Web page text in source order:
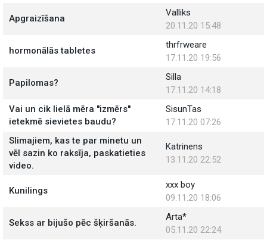
Apgraizīšana
Valliks
20.11.20 15:48
hormonālās tabletes
thrfrweare
17.11.20 19:56
Papilomas?
Silla
17.11.20 14:18
Vai un cik lielā mēra ''izmērs''
ietekmē sievietes baudu?
SisunTas
17.11.20 07:26
Slimajiem, kas te par minetu un
vēl sazin ko raksīja, paskatieties
video.
Katrinens
13.11.20 22:52
Kunilings
xxx boy
09.11.20 18:06
Sekss ar bijušo pēc šķiršanās.
Arta*
05.11.20 22:24